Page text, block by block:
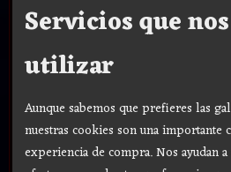
Servicios que
utilizar
Aunque sabemos que prefieres las
nuestras cookies son una importante
experiencia de compra. Nos ayudan a